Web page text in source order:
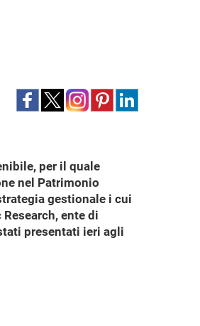
per il quale
nel Patrimonio
gestionale i cui
ente di
presentati ieri agli